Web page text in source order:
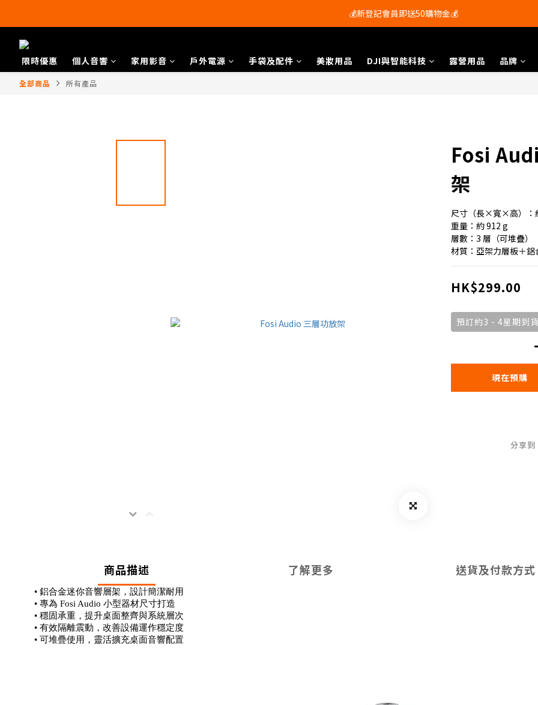
會員尊享購物滿$250即享免運費🚚
💰新登記會員即送50購物金💰
限時優惠
個人音響 家用影音 戶外電源 手袋及配件 美妝用品 DJI與智能科技 露營用品 品牌
全部商品 所有產品
Fosi
架
尺寸（長×寬×高）
重量：約 912 g
層數：3 層（可堆疊）
材質：亞架力層板＋鋁
HK$299.00
預訂約3 - 4星期到
現在預購
分享到
商品描述 了解更多 送貨及付款方式
• 鋁合金迷你音響層架，設計簡潔耐用
• 專為 Fosi Audio 小型器材尺寸打造
• 穩固承重，提升桌面整齊與系統層次
• 有效隔離震動，改善設備運作穩定度
• 可堆疊使用，靈活擴充桌面音響配置